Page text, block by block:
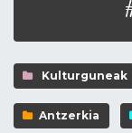
Kulturguneak
Antzerkia